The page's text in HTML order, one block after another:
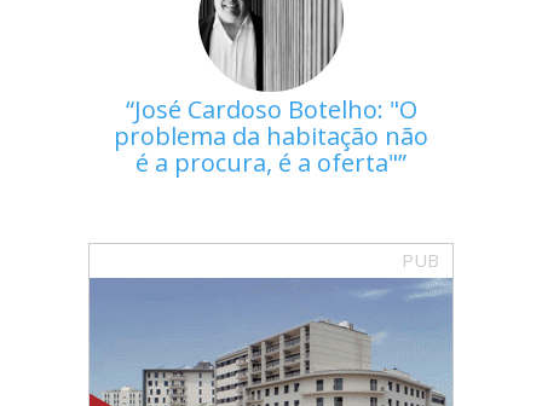
José Cardoso Botelho: "O
problema da habitação não
é a procura, é a oferta"
PUB